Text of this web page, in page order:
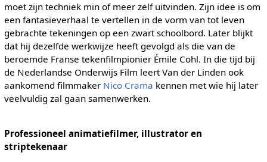
moet zijn techniek min of meer zelf uitvinden. Zijn idee is om
een fantasieverhaal te vertellen in de vorm van tot leven
gebrachte tekeningen op een zwart schoolbord. Later blijkt
dat hij dezelfde werkwijze heeft gevolgd als die van de
beroemde Franse tekenfilmpionier Émile Cohl. In die tijd bij
de Nederlandse Onderwijs Film leert Van der Linden ook
aankomend filmmaker Nico Crama kennen met wie hij later
veelvuldig zal gaan samenwerken.
Professioneel animatiefilmer, illustrator en
striptekenaar